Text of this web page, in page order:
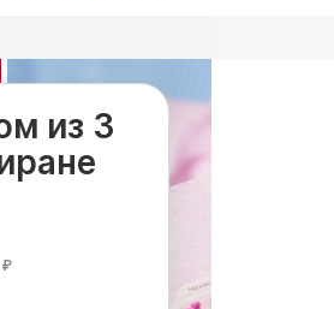
из 3
₽